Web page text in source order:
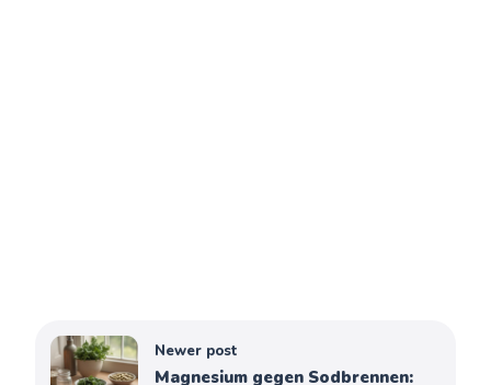
Newer post
Magnesium gegen Sodbrennen: